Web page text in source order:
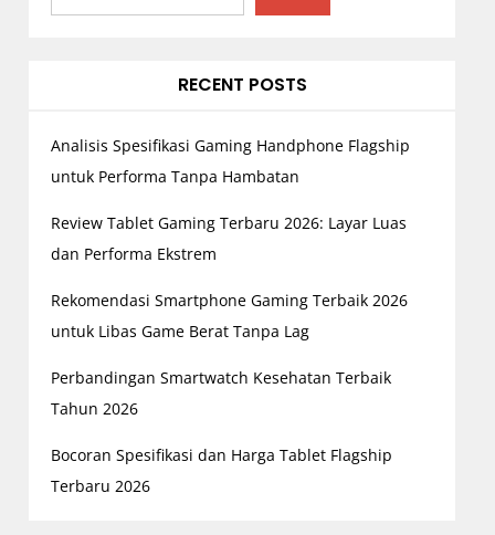
s
RECENT POSTS
Analisis Spesifikasi Gaming Handphone Flagship
untuk Performa Tanpa Hambatan
Review Tablet Gaming Terbaru 2026: Layar Luas
dan Performa Ekstrem
Rekomendasi Smartphone Gaming Terbaik 2026
untuk Libas Game Berat Tanpa Lag
Perbandingan Smartwatch Kesehatan Terbaik
Tahun 2026
Bocoran Spesifikasi dan Harga Tablet Flagship
Terbaru 2026